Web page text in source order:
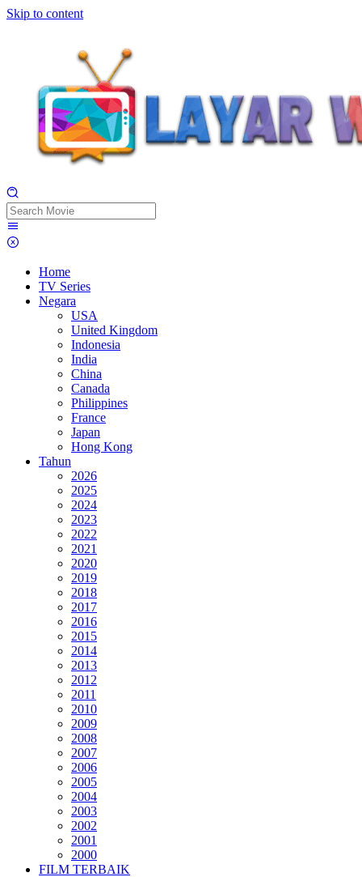
Skip to content
Home
TV Series
Negara
USA
United Kingdom
Indonesia
India
China
Canada
Philippines
France
Japan
Hong Kong
Tahun
2026
2025
2024
2023
2022
2021
2020
2019
2018
2017
2016
2015
2014
2013
2012
2011
2010
2009
2008
2007
2006
2005
2004
2003
2002
2001
2000
FILM TERBAIK